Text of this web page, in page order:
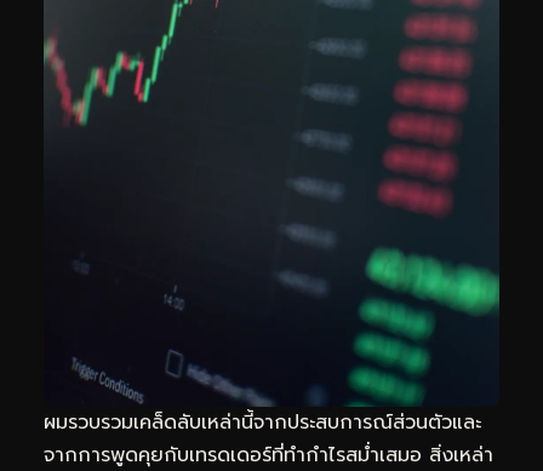
ผมรวบรวมเคล็ดลับเหล่านี้จากประสบการณ์ส่วนตัวและ
จากการพูดคุยกับเทรดเดอร์ที่ทำกำไรสม่ำเสมอ สิ่งเหล่า